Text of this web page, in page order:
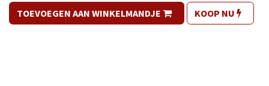
TOEVOEGEN AAN WINKELMANDJE KOOP NU